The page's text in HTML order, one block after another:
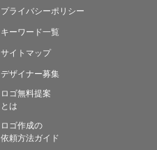
プライバシーポリシー
キーワード一覧
サイトマップ
デザイナー募集
ロゴ無料提案
とは
ロゴ作成の
依頼方法ガイド